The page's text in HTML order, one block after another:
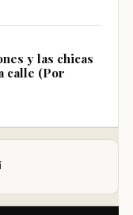
y las chicas
calle (Por